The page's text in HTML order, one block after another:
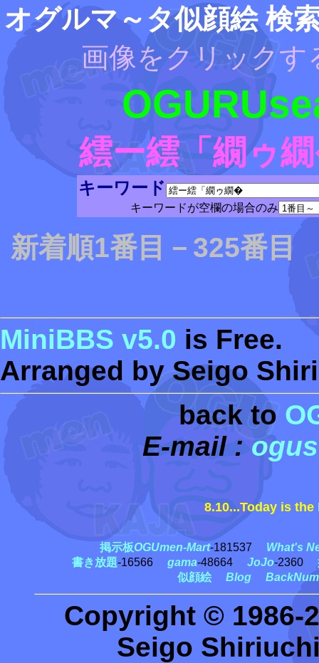
オグルマ～タ似顔絵 検
画像をクリックす
繧ー繧「繝ゥ
キーワード
キーワードが空欄の場合のみ
新着順1番目－325番目
MiniBBS v5.0 is Free.
Arranged by Seigo
back to
E-mail :
8.10...Today is the
掲示板OGUmen-Mart-181537 What's
書き放題-16566 gama-48664 JoJo-2360
似顔絵
Blog
Copyright © 1986-
Seigo